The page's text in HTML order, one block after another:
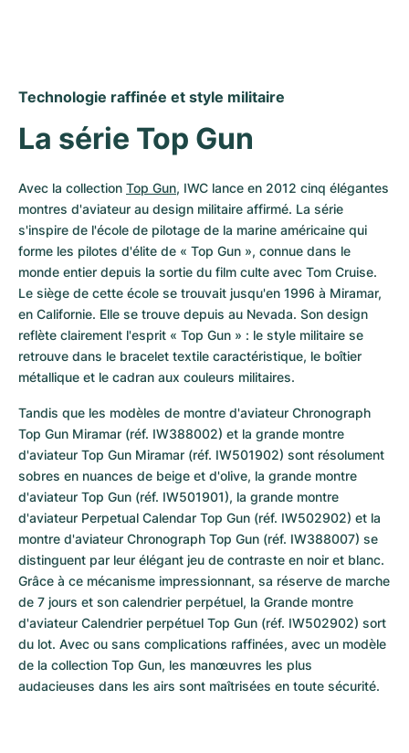
Technologie raffinée et style militaire
La série Top Gun
Avec la collection Top Gun, IWC lance en 2012 cinq élégantes
montres d'aviateur au design militaire affirmé. La série
s'inspire de l'école de pilotage de la marine américaine qui
forme les pilotes d'élite de « Top Gun », connue dans le
monde entier depuis la sortie du film culte avec Tom Cruise.
Le siège de cette école se trouvait jusqu'en 1996 à Miramar,
en Californie. Elle se trouve depuis au Nevada. Son design
reflète clairement l'esprit « Top Gun » : le style militaire se
retrouve dans le bracelet textile caractéristique, le boîtier
métallique et le cadran aux couleurs militaires.
Tandis que les modèles de montre d'aviateur Chronograph
Top Gun Miramar (réf. IW388002) et la grande montre
d'aviateur Top Gun Miramar (réf. IW501902) sont résolument
sobres en nuances de beige et d'olive, la grande montre
d'aviateur Top Gun (réf. IW501901), la grande montre
d'aviateur Perpetual Calendar Top Gun (réf. IW502902) et la
montre d'aviateur Chronograph Top Gun (réf. IW388007) se
distinguent par leur élégant jeu de contraste en noir et blanc.
Grâce à ce mécanisme impressionnant, sa réserve de marche
de 7 jours et son calendrier perpétuel, la Grande montre
d'aviateur Calendrier perpétuel Top Gun (réf. IW502902) sort
du lot. Avec ou sans complications raffinées, avec un modèle
de la collection Top Gun, les manœuvres les plus
audacieuses dans les airs sont maîtrisées en toute sécurité.